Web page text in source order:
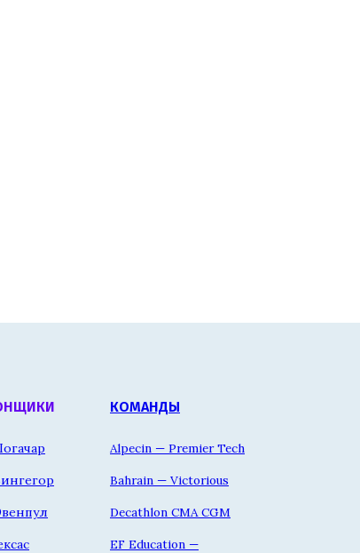
КОМАНДЫ
Alpecin — Premier Tech
Bahrain — Victorious
Decathlon CMA CGM
EF Education —